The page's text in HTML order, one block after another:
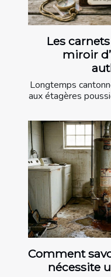
Les
miroir
Longtemps
aux étagères
Comment
nécessite